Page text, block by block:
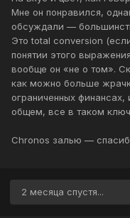
Мне он понравился,
обсуждали —
Это total conversion
понятии этого
вообще он «не о том».
как можно больше
ограниченных финансах,
общем, все в таком
Chronos залью —
2 месяца спустя...